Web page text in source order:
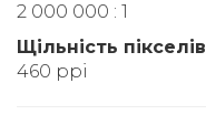
2 000 000 : 1
Щільність пікселів
460 ppi